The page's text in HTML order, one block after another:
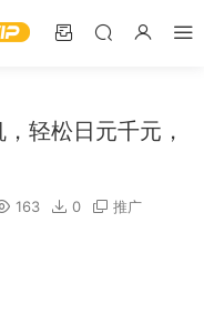
轻松日元千元，
163 0 推广